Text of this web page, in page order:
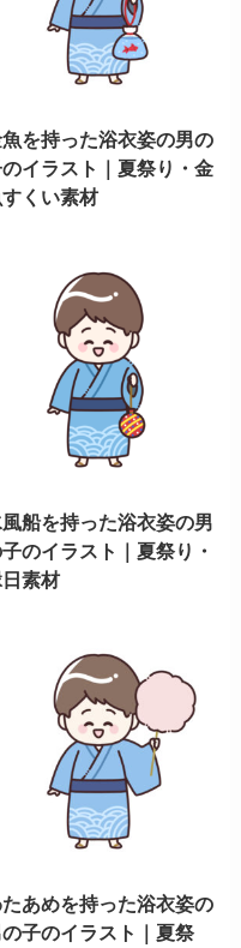
を持った浴衣姿の男の
イラスト｜夏祭り・金
くい素材
船を持った浴衣姿の男
のイラスト｜夏祭り・
素材
あめを持った浴衣姿の
子のイラスト｜夏祭